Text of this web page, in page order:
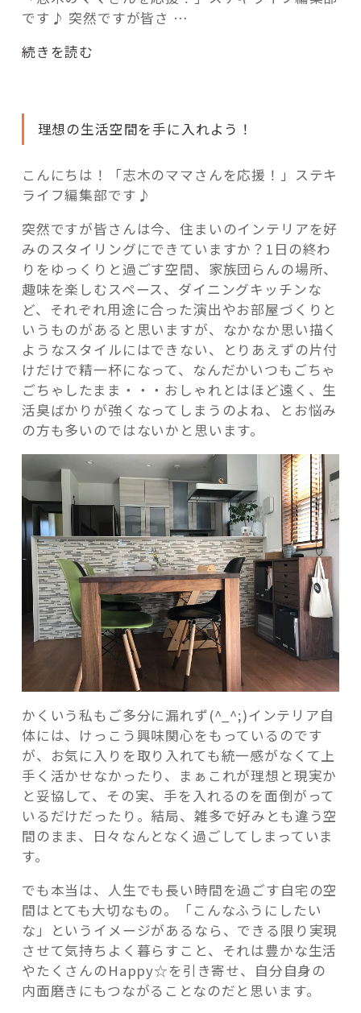
「ひと」
これからの暮らし 住み替え相談
記事検索
です♪ 突然ですが皆さ …
“私
暮
す・
ワ
ン
ン
ク
上
の
お
部
屋
づ
く
り
教
室！”
の
続きを読む
理想の生活空間を手に入れよう！
こんにちは！「志木のママさんを応援！」ステキ
ライフ編集部です♪
突然ですが皆さんは今、住まいのインテリアを好
みのスタイリングにできていますか？1日の終わ
りをゆっくりと過ごす空間、家族団らんの場所、
趣味を楽しむスペース、ダイニングキッチンな
ど、それぞれ用途に合った演出やお部屋づくりと
いうものがあると思いますが、なかなか思い描く
ようなスタイルにはできない、とりあえずの片付
けだけで精一杯になって、なんだかいつもごちゃ
ごちゃしたまま・・・おしゃれとはほど遠く、生
活臭ばかりが強くなってしまうのよね、とお悩み
の方も多いのではないかと思います。
かくいう私もご多分に漏れず(^_^;)インテリア自
体には、けっこう興味関心をもっているのです
が、お気に入りを取り入れても統一感がなくて上
手く活かせなかったり、まぁこれが理想と現実か
と妥協して、その実、手を入れるのを面倒がって
いるだけだったり。結局、雑多で好みとも違う空
間のまま、日々なんとなく過ごしてしまっていま
す。
でも本当は、人生でも長い時間を過ごす自宅の空
間はとても大切なもの。「こんなふうにしたい
な」というイメージがあるなら、できる限り実現
させて気持ちよく暮らすこと、それは豊かな生活
やたくさんのHappy☆を引き寄せ、自分自身の
内面磨きにもつながることなのだと思います。